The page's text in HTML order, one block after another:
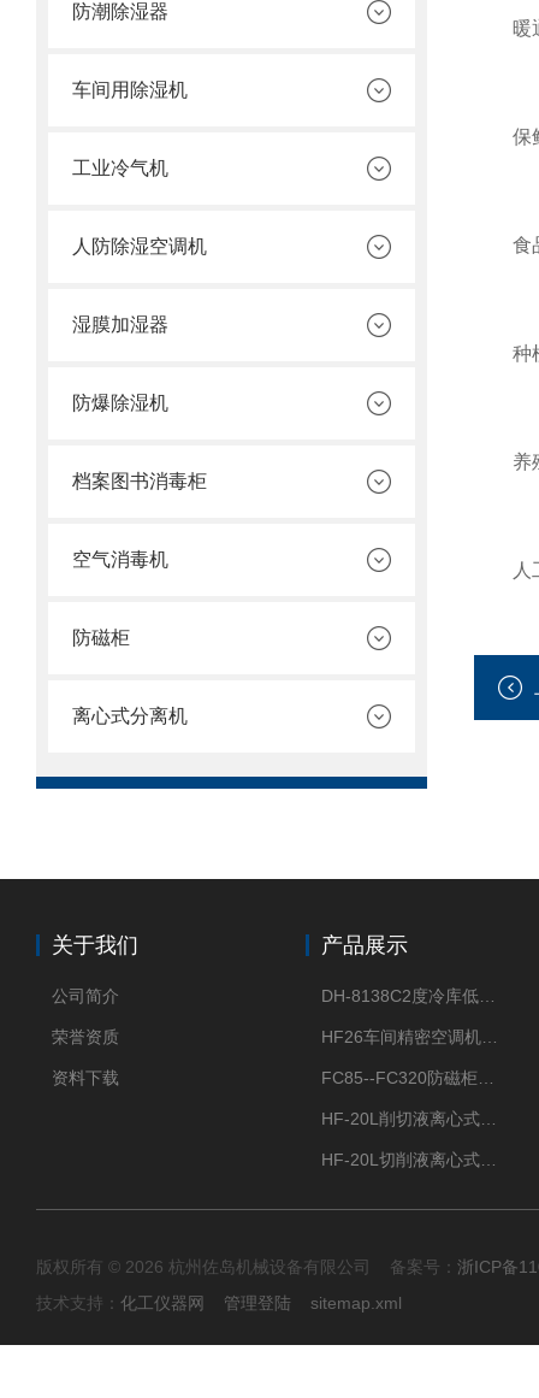
防潮除湿器
车间用除湿机
工业冷气机
人防除湿空调机
湿膜加湿器
防爆除湿机
档案图书消毒柜
空气消毒机
防磁柜
离心式分离机
暖通
保鲜
食品
种植
养殖
人工
关于我们
公司简介
荣誉资质
资料下载
产品展示
版权所有 © 2026 杭州佐岛机械设备有限公司 备案号： 浙ICP备
技术支持： 化工仪器网 管理登陆 sitemap.xml